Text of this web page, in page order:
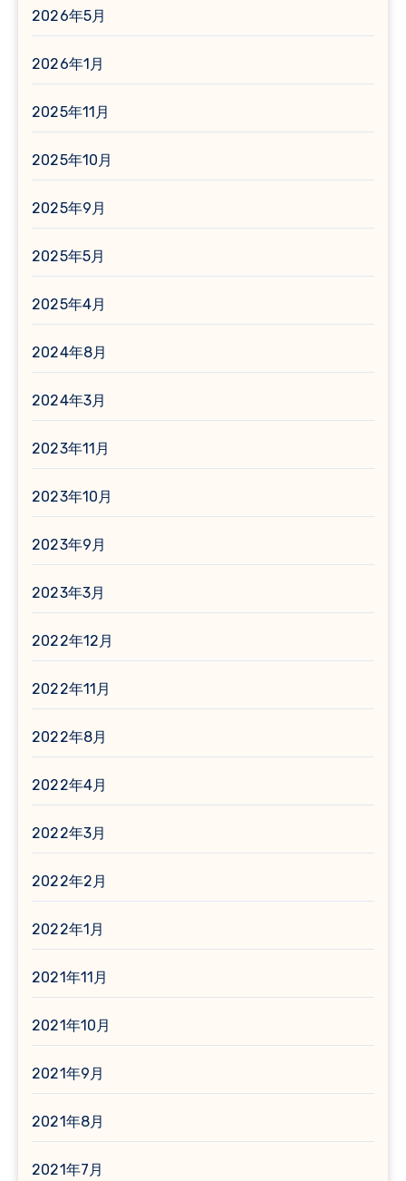
2026年5月
2026年1月
2025年11月
2025年10月
2025年9月
2025年5月
2025年4月
2024年8月
2024年3月
2023年11月
2023年10月
2023年9月
2023年3月
2022年12月
2022年11月
2022年8月
2022年4月
2022年3月
2022年2月
2022年1月
2021年11月
2021年10月
2021年9月
2021年8月
2021年7月